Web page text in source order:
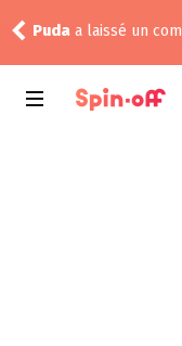
Puda a laissé un